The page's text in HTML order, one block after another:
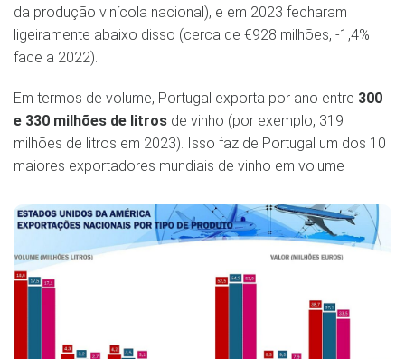
da produção vinícola nacional), e em 2023 fecharam
ligeiramente abaixo disso (cerca de €928 milhões, -1,4%
face a 2022​).
Em termos de volume, Portugal exporta por ano entre 300
e 330 milhões de litros de vinho (por exemplo, 319
milhões de litros em 2023)​. Isso faz de Portugal um dos 10
maiores exportadores mundiais de vinho em volume​